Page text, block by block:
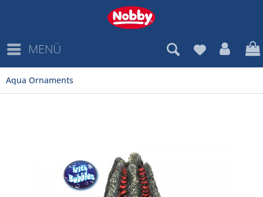
MENÜ
Aqua Ornaments